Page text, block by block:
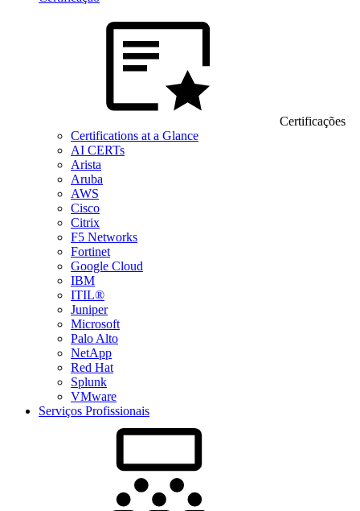
Certificações
Certifications at a Glance
AI CERTs
Arista
Aruba
AWS
Cisco
Citrix
F5 Networks
Fortinet
Google Cloud
IBM
ITIL®
Juniper
Microsoft
Palo Alto
NetApp
Red Hat
Splunk
VMware
Serviços Profissionais